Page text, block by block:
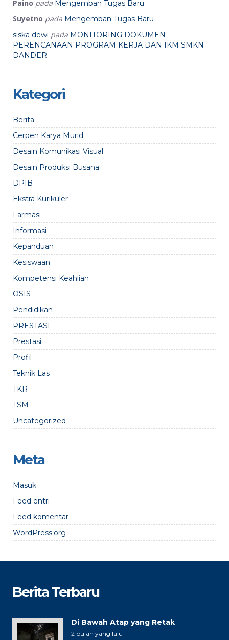
Paino pada Mengemban Tugas Baru
Suyetno pada Mengemban Tugas Baru
siska dewi pada MONITORING DOKUMEN
PERENCANAAN PROGRAM KERJA DAN IKM SMKN
DANDER
Kategori
Berita
Cerpen Karya Murid
Desain Komunikasi Visual
Desain Produksi Busana
DPIB
Ekstra Kurikuler
Farmasi
Informasi
Kepanduan
Kesiswaan
Kompetensi Keahlian
OSIS
Pendidikan
PRESTASI
Prestasi
Profil
Teknik Las
TKR
TSM
Uncategorized
Meta
Masuk
Feed entri
Feed komentar
WordPress.org
Berita Terbaru
Di Bawah Atap yang Retak
2 bulan yang lalu